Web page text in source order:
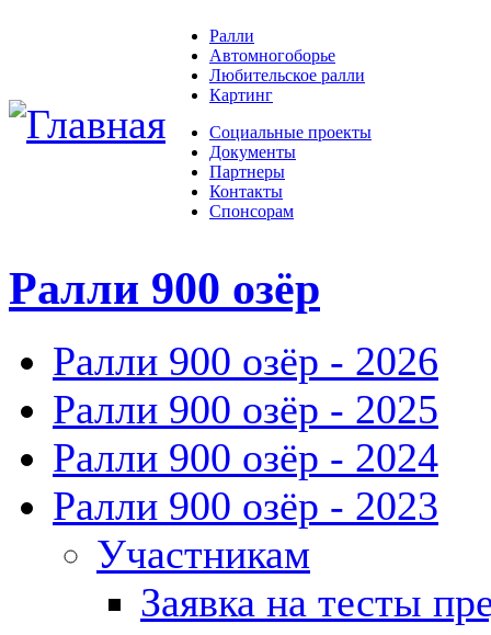
Ралли
Автомногоборье
Любительское ралли
Картинг
Социальные проекты
Документы
Партнеры
Контакты
Спонсорам
Ралли 900 озёр
Ралли 900 озёр - 2026
Ралли 900 озёр - 2025
Ралли 900 озёр - 2024
Ралли 900 озёр - 2023
Участникам
Заявка на тесты